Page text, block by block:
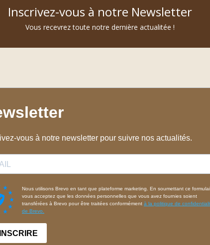
Check out our347
Inscrivez-vous à notre Newsletter
Vous recevrez toute notre dernière actualitée !